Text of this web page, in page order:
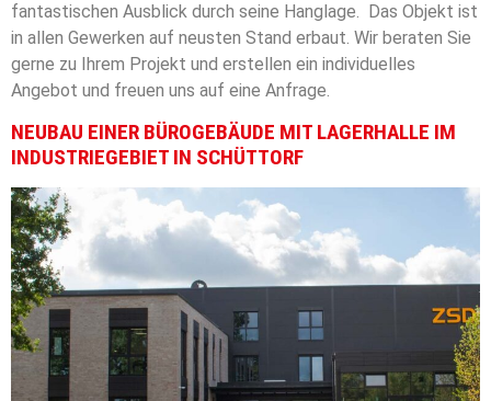
fantastischen Ausblick durch seine Hanglage. Das Objekt ist
in allen Gewerken auf neusten Stand erbaut. Wir beraten Sie
gerne zu Ihrem Projekt und erstellen ein individuelles
Angebot und freuen uns auf eine Anfrage.
NEUBAU EINER BÜROGEBÄUDE MIT LAGERHALLE IM
INDUSTRIEGEBIET IN SCHÜTTORF